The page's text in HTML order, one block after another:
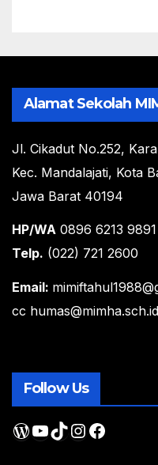
Alamat Sekolah
Jl. Cikadut No.252,
Kec. Mandalajati, Kota
Jawa Barat 40194
HP/WA 0896 6213
Telp. (022) 721 2600
Email:
cc humas@mimha.sch.id
Follow Us
WordPress
YouTube
TikTok
Instagram